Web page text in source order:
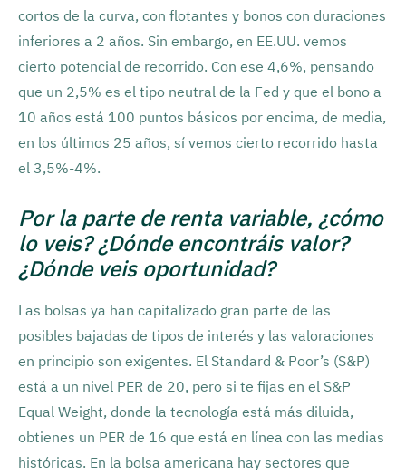
cortos de la curva, con flotantes y bonos con duraciones
inferiores a 2 años. Sin embargo, en EE.UU. vemos
cierto potencial de recorrido. Con ese 4,6%, pensando
que un 2,5% es el tipo neutral de la Fed y que el bono a
10 años está 100 puntos básicos por encima, de media,
en los últimos 25 años, sí vemos cierto recorrido hasta
el 3,5%-4%.
Por la parte de renta variable, ¿cómo
lo veis? ¿Dónde encontráis valor?
¿Dónde veis oportunidad?
Las bolsas ya han capitalizado gran parte de las
posibles bajadas de tipos de interés y las valoraciones
en principio son exigentes. El Standard & Poor’s (S&P)
está a un nivel PER de 20, pero si te fijas en el S&P
Equal Weight, donde la tecnología está más diluida,
obtienes un PER de 16 que está en línea con las medias
históricas. En la bolsa americana hay sectores que